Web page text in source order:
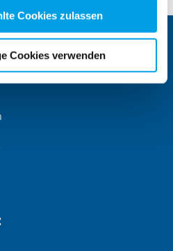
erteilte Einwilligung stets
Bitte beachten Sie: Ihre
Bereitstellung der von Ihnen
Website-
setzen wir aufgrund
daher unabhängig von einer
Cookies zulassen
Cookies verwenden
IB